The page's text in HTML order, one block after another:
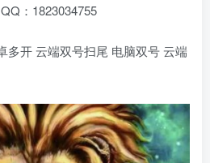
：1823034755
多开 云端双号扫尾 电脑双号 云端